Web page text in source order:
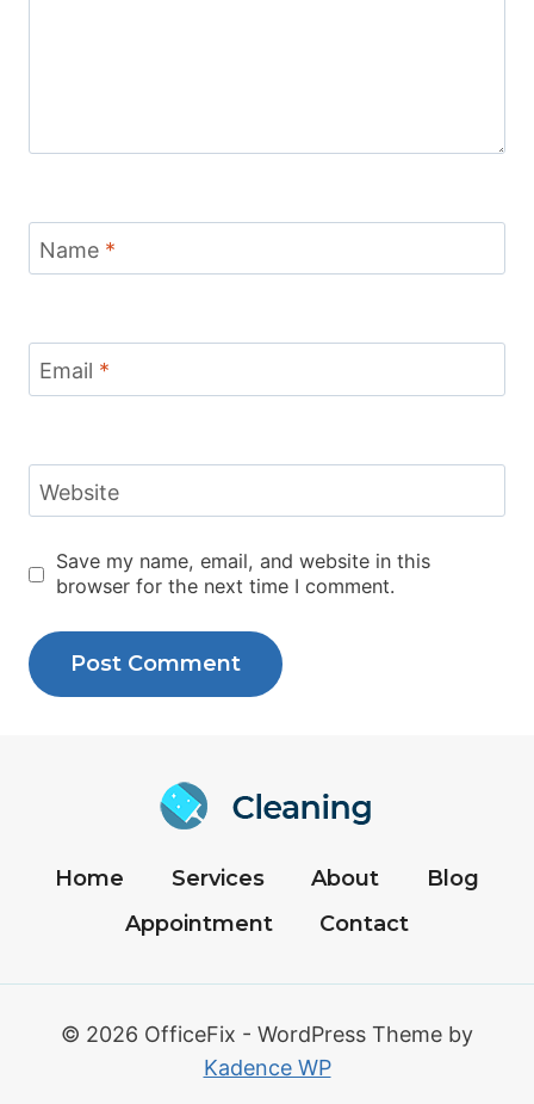
Name *
Email *
Website
Save my name, email, and website in this
browser for the next time I comment.
Home Services About
Blog
Appointment
Contact
© 2026 OfficeFix - WordPress Theme by
Kadence WP